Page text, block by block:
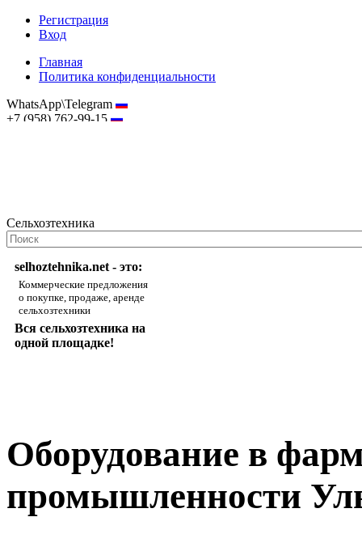
Регистрация
Вход
Главная
Политика конфиденциальности
WhatsApp\Telegram
+7 (958) 762-99-15
Сельхозтехника
selhoztehnika.net - это:
Коммерческие предложения
о покупке, продаже, аренде
сельхозтехники
Вся сельхозтехника на
одной площадке!
Оборудование в
промышленности